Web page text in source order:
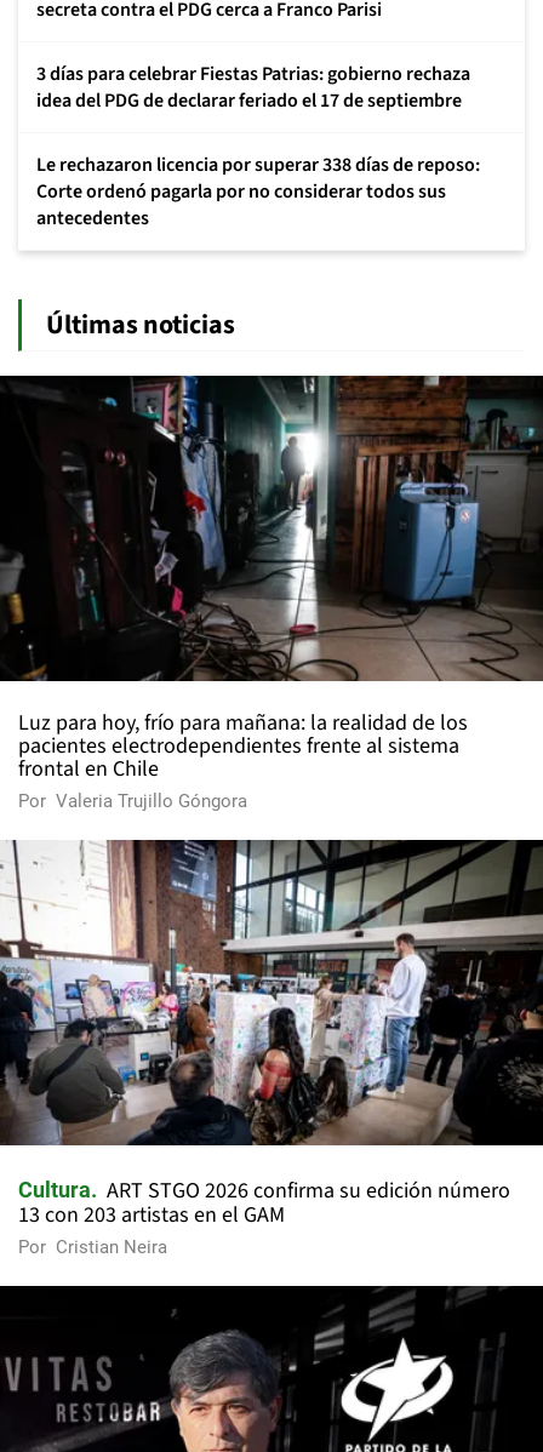
secreta contra el PDG cerca a Franco Parisi
3 días para celebrar Fiestas Patrias: gobierno rechaza
idea del PDG de declarar feriado el 17 de septiembre
Le rechazaron licencia por superar 338 días de reposo:
Corte ordenó pagarla por no considerar todos sus
antecedentes
Últimas noticias
Luz para hoy, frío para mañana: la realidad de los
pacientes electrodependientes frente al sistema
frontal en Chile
Por Valeria Trujillo Góngora
Cultura
ART STGO 2026 confirma su edición número
13 con 203 artistas en el GAM
Por Cristian Neira